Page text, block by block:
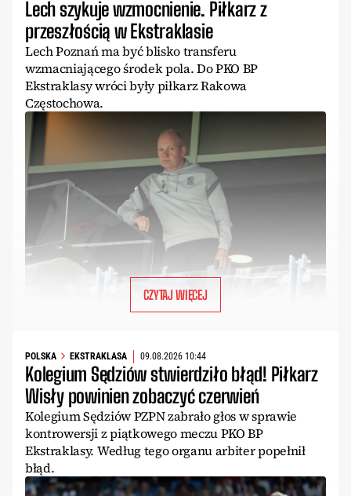
Lech szykuje wzmocnienie. Piłkarz z
przeszłością w Ekstraklasie
Lech Poznań ma być blisko transferu
wzmacniającego środek pola. Do PKO BP
Ekstraklasy wróci były piłkarz Rakowa
Częstochowa.
CZYTAJ WIĘCEJ
POLSKA EKSTRAKLASA 09.08.2026 10:44
Kolegium Sędziów stwierdziło błąd! Piłkarz
Wisły powinien zobaczyć czerwień
Kolegium Sędziów PZPN zabrało głos w sprawie
kontrowersji z piątkowego meczu PKO BP
Ekstraklasy. Według tego organu arbiter popełnił
błąd.